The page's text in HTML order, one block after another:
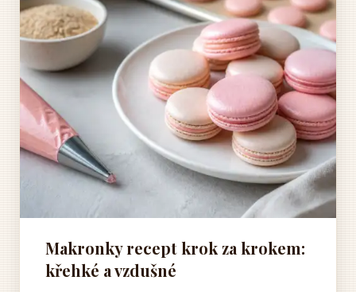
Makronky recept krok za krokem:
křehké a vzdušné